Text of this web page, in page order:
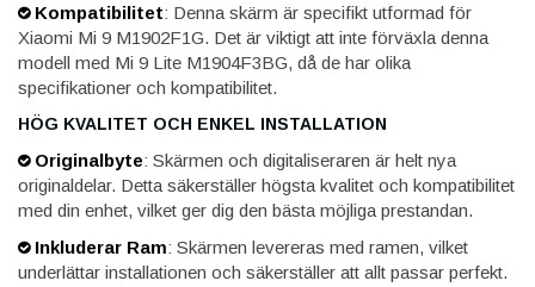
Kompatibilitet: Denna skärm är specifikt utformad för
Xiaomi Mi 9 M1902F1G. Det är viktigt att inte förväxla denna
modell med Mi 9 Lite M1904F3BG, då de har olika
specifikationer och kompatibilitet.
HÖG KVALITET OCH ENKEL INSTALLATION
Originalbyte: Skärmen och digitaliseraren är helt nya
originaldelar. Detta säkerställer högsta kvalitet och kompatibilitet
med din enhet, vilket ger dig den bästa möjliga prestandan.
Inkluderar Ram: Skärmen levereras med ramen, vilket
underlättar installationen och säkerställer att allt passar perfekt.